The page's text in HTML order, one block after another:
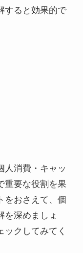
すると効果的で
人消費・キャッ
重要な役割を果
をおさえて、個
を深めましょ
ックしてみてく